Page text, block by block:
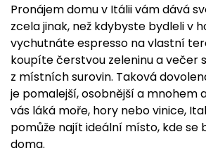
Pronájem domu v Itálii vám dává
zcela jinak, než kdybyste bydleli v
vychutnáte espresso na vlastní
koupíte čerstvou zeleninu a večer
z místních surovin. Taková
je pomalejší, osobnější a mnohem
vás láká moře, hory nebo vinice,
pomůže najít ideální místo, kde se
doma.